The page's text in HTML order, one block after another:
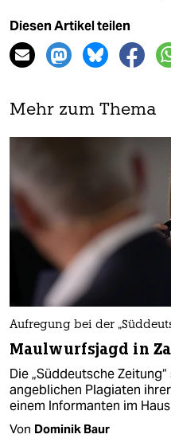
Diesen Artikel teilen
Mehr zum Thema
Aufregung bei der
Maulwurfsjagd in
Die „Süddeutsche
angeblichen Plagiaten
einem Informanten im
Von Dominik Baur